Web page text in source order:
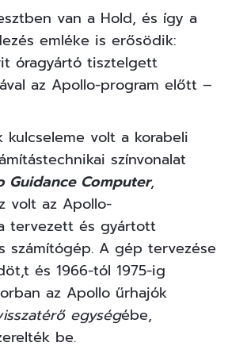
van a Hold, és így a
emléke is erősödik:
óragyártó tisztelgett
az Apollo-program előtt –
volt a korabeli
színvonalat
Guidance Computer,
volt az Apollo-
tervezett és gyártott
számítógép. A gép tervezése
és 1966-tól 1975-ig
az Apollo űrhajók
egységébe,
be.